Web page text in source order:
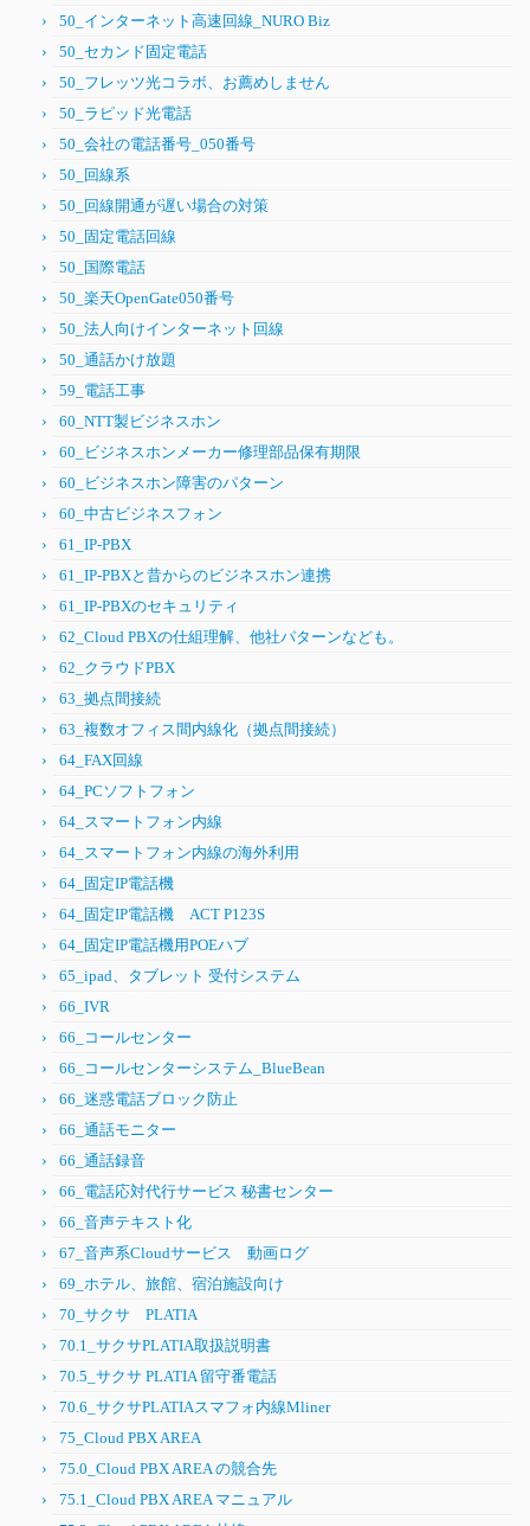
50_インターネット高速回線_NURO Biz
50_セカンド固定電話
50_フレッツ光コラボ、お薦めしません
50_ラピッド光電話
50_会社の電話番号_050番号
50_回線系
50_回線開通が遅い場合の対策
50_固定電話回線
50_国際電話
50_楽天OpenGate050番号
50_法人向けインターネット回線
50_通話かけ放題
59_電話工事
60_NTT製ビジネスホン
60_ビジネスホンメーカー修理部品保有期限
60_ビジネスホン障害のパターン
60_中古ビジネスフォン
61_IP-PBX
61_IP-PBXと昔からのビジネスホン連携
61_IP-PBXのセキュリティ
62_Cloud PBXの仕組理解、他社パターンなども。
62_クラウドPBX
63_拠点間接続
63_複数オフィス間内線化（拠点間接続）
64_FAX回線
64_PCソフトフォン
64_スマートフォン内線
64_スマートフォン内線の海外利用
64_固定IP電話機
64_固定IP電話機 ACT P123S
64_固定IP電話機用POEハブ
65_ipad、タブレット 受付システム
66_IVR
66_コールセンター
66_コールセンターシステム_BlueBean
66_迷惑電話ブロック防止
66_通話モニター
66_通話録音
66_電話応対代行サービス 秘書センター
66_音声テキスト化
67_音声系Cloudサービス 動画ログ
69_ホテル、旅館、宿泊施設向け
70_サクサ PLATIA
70.1_サクサPLATIA取扱説明書
70.5_サクサ PLATIA 留守番電話
70.6_サクサPLATIAスマフォ内線Mliner
75_Cloud PBX AREA
75.0_Cloud PBX AREA の競合先
75.1_Cloud PBX AREA マニュアル